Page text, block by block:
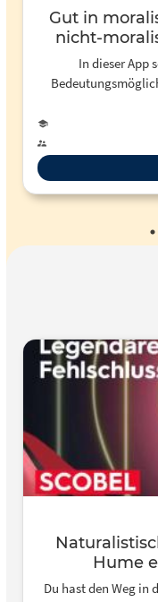
Gut in
nicht-
In dieser App
Hume
Du hast den Weg in